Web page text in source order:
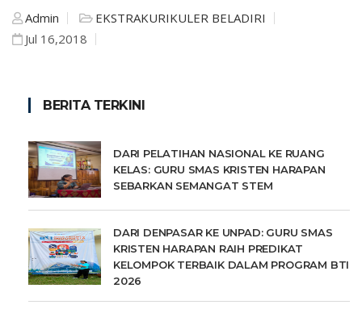
Admin
EKSTRAKURIKULER BELADIRI
Jul 16,2018
BERITA TERKINI
DARI PELATIHAN NASIONAL KE RUANG
KELAS: GURU SMAS KRISTEN HARAPAN
SEBARKAN SEMANGAT STEM
DARI DENPASAR KE UNPAD: GURU SMAS
KRISTEN HARAPAN RAIH PREDIKAT
KELOMPOK TERBAIK DALAM PROGRAM BTI
2026